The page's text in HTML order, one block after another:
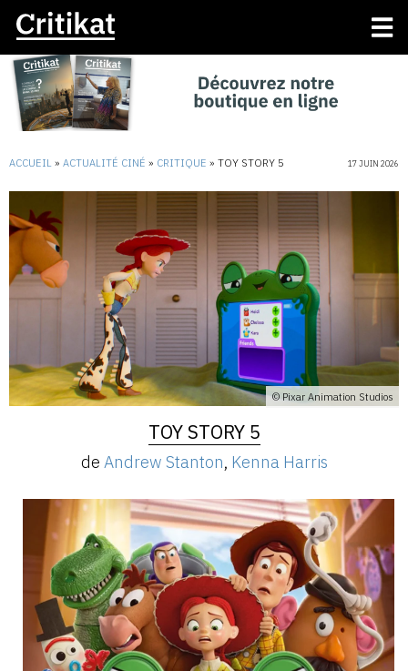
ACCUEIL » ACTUALITÉ CINÉ » CRITIQUE » TOY STORY 5 17 JUIN 2026
© Pixar Animation Studios
TOY STORY 5
de Andrew Stanton, Kenna Harris